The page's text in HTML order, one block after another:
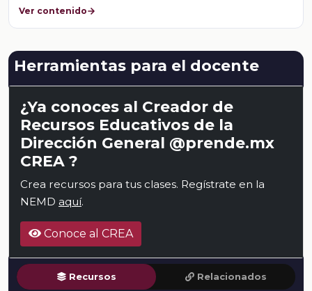
Ver contenido
Herramientas para el docente
¿Ya conoces al Creador de
Recursos Educativos de la
Dirección General @prende.mx
CREA ?
Crea recursos para tus clases. Regístrate en la
NEMD aquí.
Conoce al CREA
Recursos Relacionados